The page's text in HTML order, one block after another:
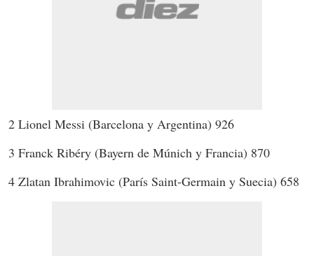
2 Lionel Messi (Barcelona y Argentina) 926
3 Franck Ribéry (Bayern de Múnich y Francia) 870
4 Zlatan Ibrahimovic (París Saint-Germain y Suecia) 658